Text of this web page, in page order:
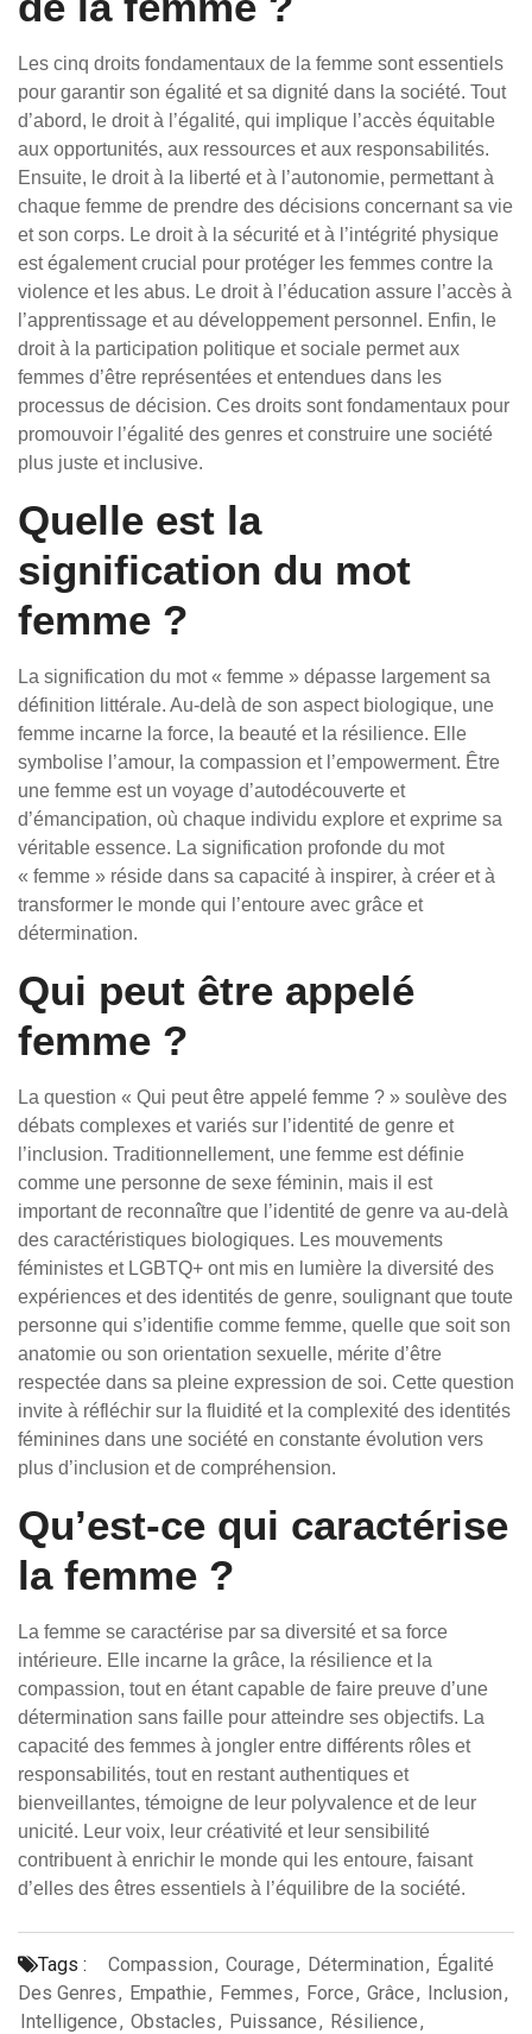
Les cinq droits fondamentaux de la femme sont essentiels
pour garantir son égalité et sa dignité dans la société. Tout
d’abord, le droit à l’égalité, qui implique l’accès équitable
aux opportunités, aux ressources et aux responsabilités.
Ensuite, le droit à la liberté et à l’autonomie, permettant à
chaque femme de prendre des décisions concernant sa vie
et son corps. Le droit à la sécurité et à l’intégrité physique
est également crucial pour protéger les femmes contre la
violence et les abus. Le droit à l’éducation assure l’accès à
l’apprentissage et au développement personnel. Enfin, le
droit à la participation politique et sociale permet aux
femmes d’être représentées et entendues dans les
processus de décision. Ces droits sont fondamentaux pour
promouvoir l’égalité des genres et construire une société
plus juste et inclusive.
Quelle est la
signification du mot
femme ?
La signification du mot « femme » dépasse largement sa
définition littérale. Au-delà de son aspect biologique, une
femme incarne la force, la beauté et la résilience. Elle
symbolise l’amour, la compassion et l’empowerment. Être
une femme est un voyage d’autodécouverte et
d’émancipation, où chaque individu explore et exprime sa
véritable essence. La signification profonde du mot
« femme » réside dans sa capacité à inspirer, à créer et à
transformer le monde qui l’entoure avec grâce et
détermination.
Qui peut être appelé
femme ?
La question « Qui peut être appelé femme ? » soulève des
débats complexes et variés sur l’identité de genre et
l’inclusion. Traditionnellement, une femme est définie
comme une personne de sexe féminin, mais il est
important de reconnaître que l’identité de genre va au-delà
des caractéristiques biologiques. Les mouvements
féministes et LGBTQ+ ont mis en lumière la diversité des
expériences et des identités de genre, soulignant que toute
personne qui s’identifie comme femme, quelle que soit son
anatomie ou son orientation sexuelle, mérite d’être
respectée dans sa pleine expression de soi. Cette question
invite à réfléchir sur la fluidité et la complexité des identités
féminines dans une société en constante évolution vers
plus d’inclusion et de compréhension.
Qu’est-ce qui caractérise
la femme ?
La femme se caractérise par sa diversité et sa force
intérieure. Elle incarne la grâce, la résilience et la
compassion, tout en étant capable de faire preuve d’une
détermination sans faille pour atteindre ses objectifs. La
capacité des femmes à jongler entre différents rôles et
responsabilités, tout en restant authentiques et
bienveillantes, témoigne de leur polyvalence et de leur
unicité. Leur voix, leur créativité et leur sensibilité
contribuent à enrichir le monde qui les entoure, faisant
d’elles des êtres essentiels à l’équilibre de la société.
Tags : Compassion, Courage, Détermination, Égalité
Des Genres, Empathie, Femmes, Force, Grâce, Inclusion,
Intelligence, Obstacles, Puissance, Résilience,